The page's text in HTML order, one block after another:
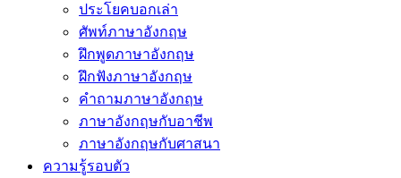
ประโยคบอกเล่า
ศัพท์ภาษาอังกฤษ
ฝึกพูดภาษาอังกฤษ
ฝึกฟังภาษาอังกฤษ
คำถามภาษาอังกฤษ
ภาษาอังกฤษกับอาชีพ
ภาษาอังกฤษกับศาสนา
ความรู้รอบตัว